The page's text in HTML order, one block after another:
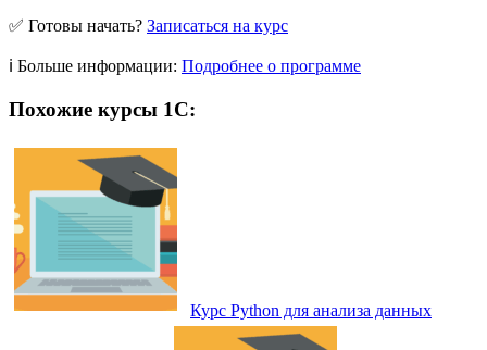
✅ Готовы начать? Записаться на курс
ℹ️ Больше информации: Подробнее о программе
Похожие курсы 1С:
Курс Python для анализа данных